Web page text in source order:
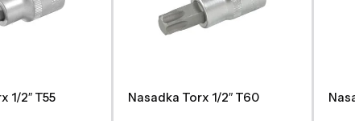
1/2″ T55 Nasadka Torx 1/2″ T60